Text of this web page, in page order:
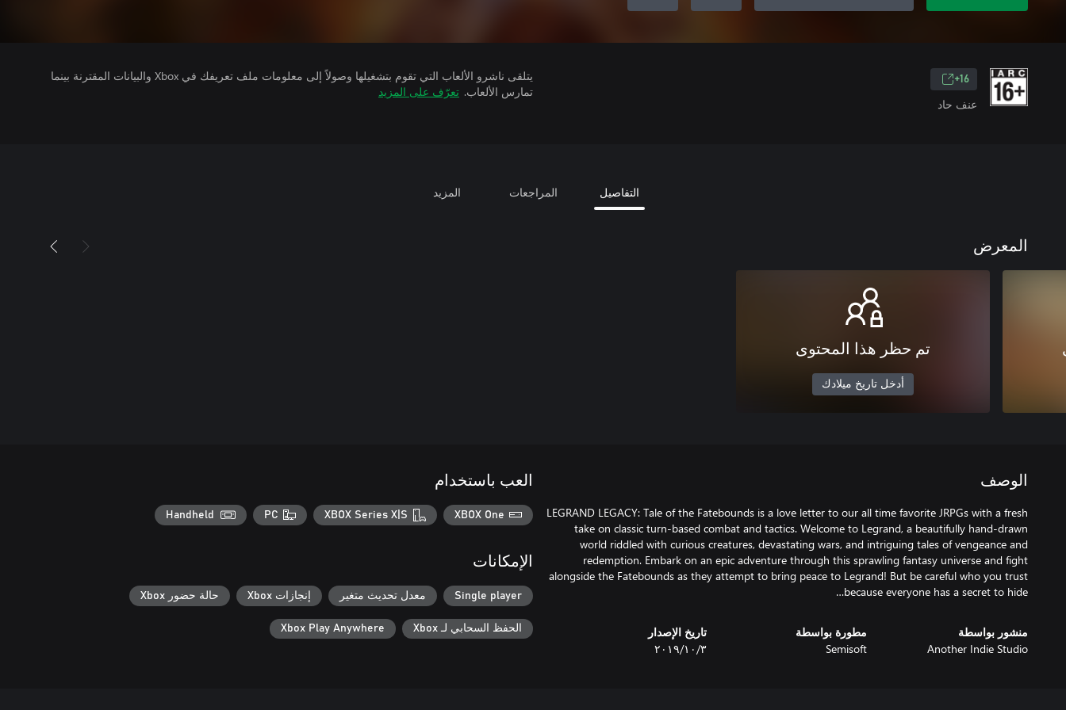
16+
عنف حاد
يتلقى ناشرو الألعاب التي تقوم بتشغيلها وصولاً إلى معلومات ملف تعريفك في Xbox والبيانات المقترنة بينما
تمارس الألعاب. تعرّف على المزيد
التفاصيل المراجعات المزيد
المعرض
تم حظر هذا المحتوى
أدخل تاريخ ميلادك
الوصف
LEGRAND LEGACY: Tale of the Fatebounds is a love letter to our all time favorite JRPGs with a fresh
take on classic turn-based combat and tactics. Welcome to Legrand, a beautifully hand-drawn
world riddled with curious creatures, devastating wars, and intriguing tales of vengeance and
redemption. Embark on an epic adventure through this sprawling fantasy universe and fight
alongside the Fatebounds as they attempt to bring peace to Legrand! But be careful who you trust
because everyone has a secret to hide…
منشور بواسطة
Another Indie Studio
مطورة بواسطة
Semisoft
تاريخ الإصدار
٣‏/١٠‏/٢٠١٩
العب باستخدام
XBOX One
XBOX Series X|S
PC
Handheld
الإمكانات
Single player معدل تحديث متغير إنجازات Xbox حالة حضور Xbox
الحفظ السحابي لـ Xbox Xbox Play Anywhere